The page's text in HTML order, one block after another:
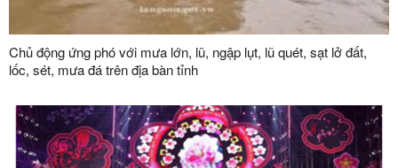
Chủ động ứng phó với mưa lớn, lũ, ngập lụt, lũ quét, sạt lở đất,
lốc, sét, mưa đá trên địa bàn tỉnh